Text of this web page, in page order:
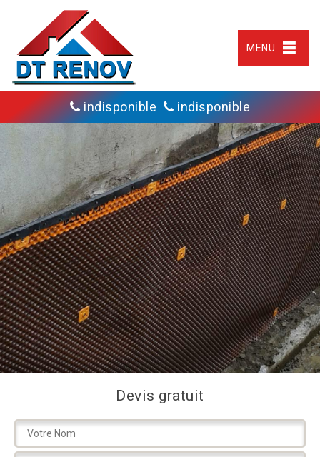
MENU
indisponible indisponible
Devis gratuit